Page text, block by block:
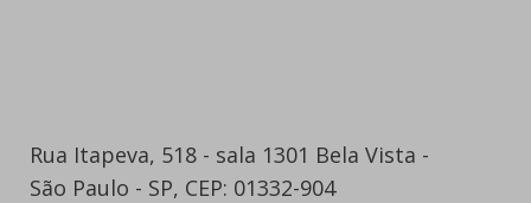
Rua Itapeva, 518 - sala 1301 Bela Vista -
São Paulo - SP, CEP: 01332-904